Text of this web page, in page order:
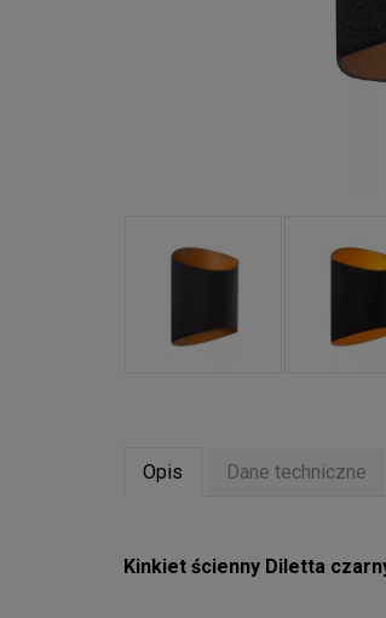
Opis Dane techniczne
Kinkiet ścienny Diletta